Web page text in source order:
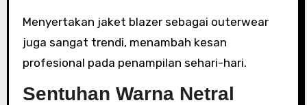
Menyertakan jaket blazer sebagai outerwear
juga sangat trendi, menambah kesan
profesional pada penampilan sehari-hari.
Sentuhan Warna Netral